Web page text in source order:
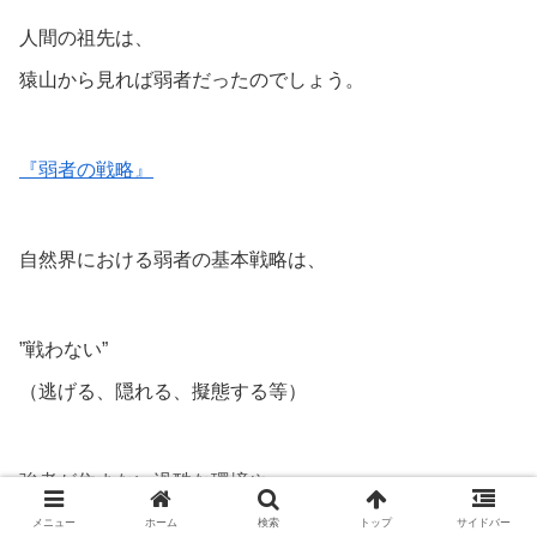
人間の祖先は、
猿山から見れば弱者だったのでしょう。
『弱者の戦略』
自然界における弱者の基本戦略は、
”戦わない”
（逃げる、隠れる、擬態する等）
強者が住まない過酷な環境や、
ニッチな世界を切り開くということ。
メニュー ホーム 検索 トップ サイドバー